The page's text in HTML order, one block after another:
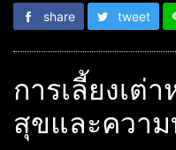
share tweet
การเลี้ยงเต่
สุขและควา